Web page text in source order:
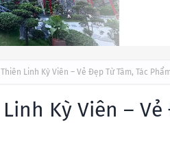
Linh Kỳ Viên – Vẻ Đẹp Từ Tâm, Tác
Kỳ Viên – Vẻ